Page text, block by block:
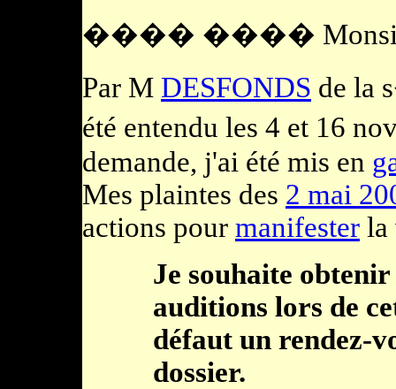
���� ����
Par M DESFONDS de la
été entendu les 4 et 16
demande, j'ai été mis en
Mes plaintes des 2 mai
actions pour manifester la
Je souhaite
auditions lors de
défaut un rendez-
dossier.